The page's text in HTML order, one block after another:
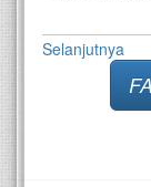
Selanjutnya